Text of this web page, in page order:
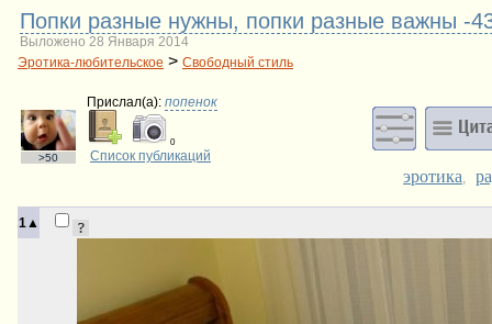
Попки разные нужны, попки разные важны -
Выложено 28 Января 2014
Эротика-любительское > Свободный стиль
>50
Прислал(a): попенок
0
Список публикаций
эротика,
1▲